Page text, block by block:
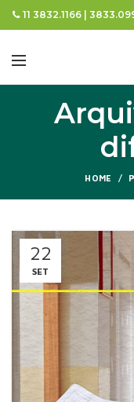
11 3832.1166 |
HOME
22
SET